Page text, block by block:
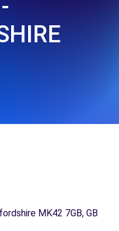
MK42 7GB, GB